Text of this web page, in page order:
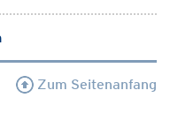
Zum Seitenanfang